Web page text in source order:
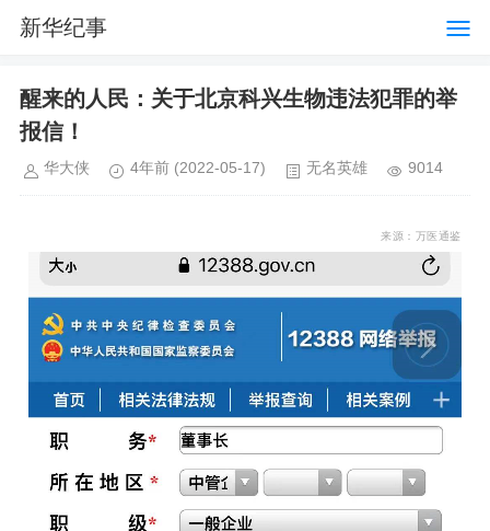
新华纪事
醒来的人民：关于北京科兴生物违法犯罪的举
报信！
华大侠 4年前 (2022-05-17) 无名英雄 9014
来源：万医通鉴